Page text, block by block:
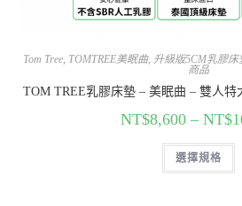
Tom Tree, TOMTREE美眠曲, 升級版5CM乳膠床
商品
TOM TREE乳膠床墊 – 美眠曲 – 雙人特
NT$8,600 – NT$
選擇規格